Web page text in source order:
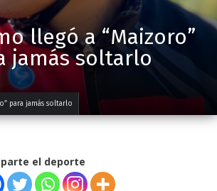
llegó a “Maizoro”
jamás soltarlo
para jamás soltarlo
el deporte